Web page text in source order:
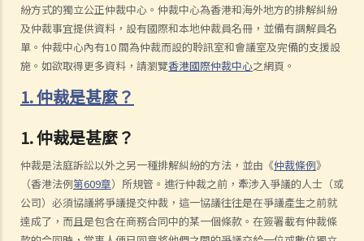
紛方式的獨立公正仲裁中心。仲裁中心為香港和海外地方的排解糾紛
及仲裁事宜提供資料，設有國際和本地仲裁員名冊，並備有調解員名
單。仲裁中心內有10 間為仲裁而設的聆訊室和會議室及完備的支援設
施。如欲取得更多資料，請瀏覽香港國際仲裁中心之網頁。
1. 仲裁是甚麼？
1. 仲裁是甚麼？
仲裁是法庭訴訟以外之另一種排解糾紛的方法，並由《仲裁條例》
（香港法例第609章）所規管。進行仲裁之前，牽涉入爭議的人士（或
公司）必須協議將爭議提交仲裁，這一協議往往是在爭議產生之前就
達成了，而且是包含在商務合同中的某一個條款。在簽署載有仲裁條